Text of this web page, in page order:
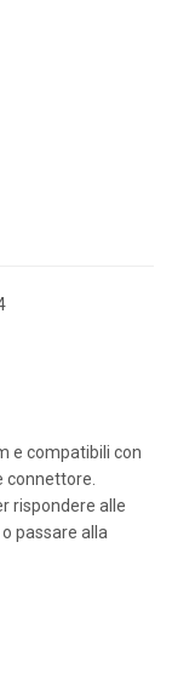
e compatibili con
rispondere alle
passare alla